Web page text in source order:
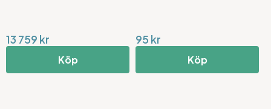
13 759 kr
Köp
95 kr
Köp